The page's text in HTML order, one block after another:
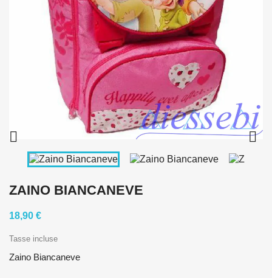
 
ZAINO BIANCANEVE
18,90 €
Tasse incluse
Zaino Biancaneve